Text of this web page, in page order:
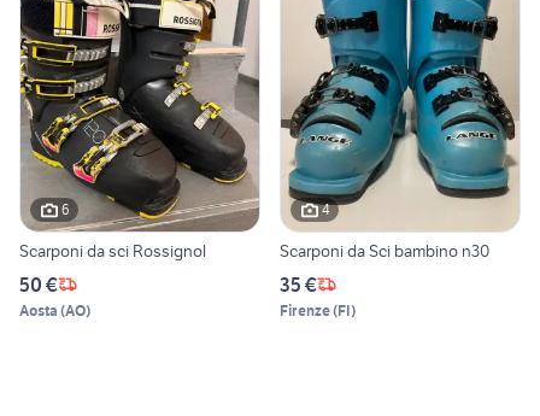
6
Scarponi da sci Rossignol
50 €
Aosta (AO)
4
Scarponi da Sci bambino n30
35 €
Firenze(FI)